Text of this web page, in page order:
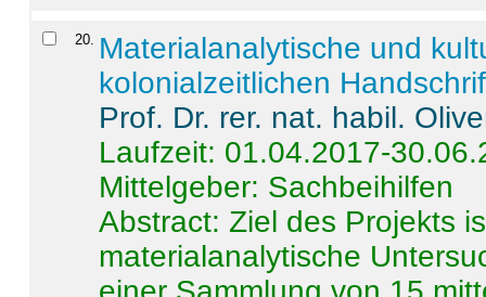
20
Materialanalytische und
kolonialzeitlichen
Prof. Dr. rer. nat. habil.
Laufzeit: 01.04.2017-
Mittelgeber: Sachbeihilfen
Abstract:Ziel des Projekts
materialanalytische